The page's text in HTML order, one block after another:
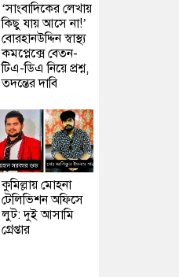
‘সাংবাদিকের লেখায়
কিছু যায় আসে না!’
বোরহানউদ্দিন স্বাস্থ্য
কমপ্লেক্সে বেতন-
টিএ-ডিএ নিয়ে প্রশ্ন,
তদন্তের দাবি
কুমিল্লায় মোহনা
টেলিভিশন অফিসে
লুট: দুই আসামি
গ্রেপ্তার